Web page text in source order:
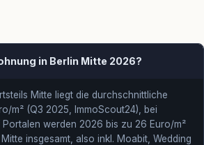
in Berlin Mitte 2026?
Mitte liegt die durchschnittliche
m² (Q3 2025, ImmoScout24), bei
Portalen werden 2026 bis zu 26 Euro/m²
insgesamt, also inkl. Moabit, Wedding